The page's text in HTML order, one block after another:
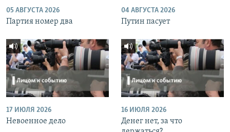
05 АВГУСТА 2026
Партия номер два
04 АВГУСТА 2026
Путин пасует
17 ИЮЛЯ 2026
Невоенное дело
16 ИЮЛЯ 2026
Денег нет, за что